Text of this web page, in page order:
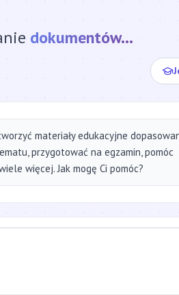
strony internetowej...
materiały edukacyjne
przygotować na egzamin, pomóc
więcej. Jak mogę Ci pomóc?